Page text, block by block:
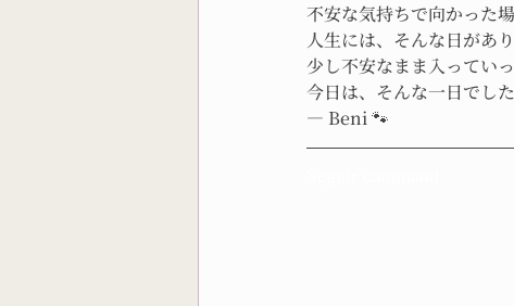
不安な気持ちで向かった
人生には、そんな日があり
少し不安なまま入ってい
今日は、そんな一日でした
— Beni 🐾